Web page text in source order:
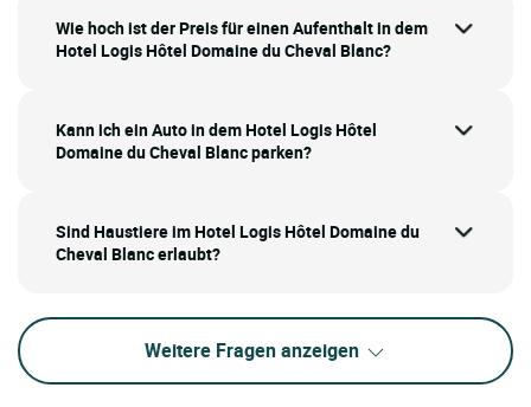
Wie hoch ist der Preis für einen Aufenthalt in dem
Hotel Logis Hôtel Domaine du Cheval Blanc?
Kann ich ein Auto in dem Hotel Logis Hôtel
Domaine du Cheval Blanc parken?
Sind Haustiere im Hotel Logis Hôtel Domaine du
Cheval Blanc erlaubt?
Weitere Fragen anzeigen